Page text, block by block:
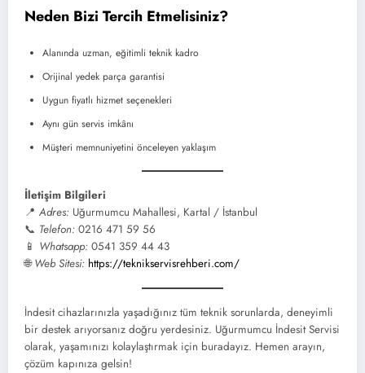
Neden Bizi Tercih Etmelisiniz?
Alanında uzman, eğitimli teknik kadro
Orijinal yedek parça garantisi
Uygun fiyatlı hizmet seçenekleri
Aynı gün servis imkânı
Müşteri memnuniyetini önceleyen yaklaşım
İletişim Bilgileri
📍 Adres: Uğurmumcu Mahallesi, Kartal / İstanbul
📞 Telefon: 0216 471 59 56
📱 Whatsapp: 0541 359 44 43
🌐Web Sitesi: https://teknikservisrehberi.com/
İndesit cihazlarınızla yaşadığınız tüm teknik sorunlarda, deneyimli
bir destek arıyorsanız doğru yerdesiniz. Uğurmumcu İndesit Servisi
olarak, yaşamınızı kolaylaştırmak için buradayız. Hemen arayın,
çözüm kapınıza gelsin!